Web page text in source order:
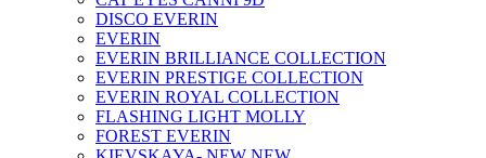
DISCO EVERIN
EVERIN
EVERIN BRILLIANCE COLLECTION
EVERIN PRESTIGE COLLECTION
EVERIN ROYAL COLLECTION
FLASHING LIGHT MOLLY
FOREST EVERIN